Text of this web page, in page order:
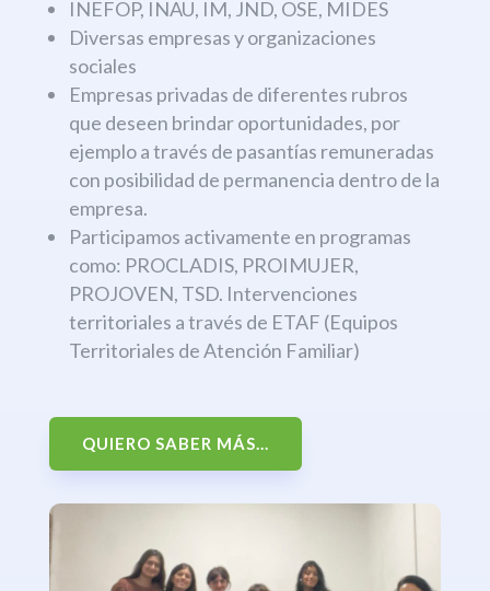
INEFOP, INAU, IM, JND, OSE, MIDES
Diversas empresas y organizaciones
sociales
Empresas privadas de diferentes rubros
que deseen brindar oportunidades, por
ejemplo a través de pasantías remuneradas
con posibilidad de permanencia dentro de la
empresa.
Participamos activamente en programas
como: PROCLADIS, PROIMUJER,
PROJOVEN, TSD. Intervenciones
territoriales a través de ETAF (Equipos
Territoriales de Atención Familiar)
QUIERO SABER MÁS...